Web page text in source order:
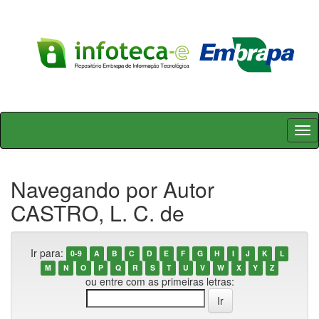
Skip
Navegando por Autor
CASTRO, L. C. de
Ir para: 0-9 A B C D E F G H I J K
L
M
N O P Q R S T U V W X Y Z
ou entre com as primeiras letras: